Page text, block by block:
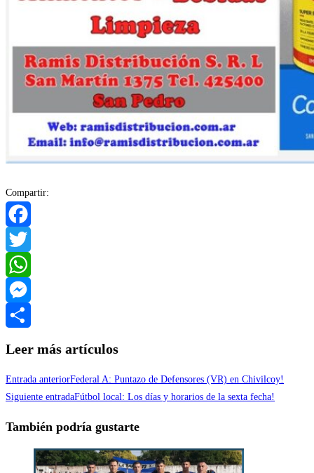
Compartir:
Facebook
Twitter
WhatsApp
Messenger
Leer más artículos
Entrada anteriorFederal A: Puntazo de Defensores (VR) en Chivilcoy!
Siguiente entradaFútbol local: Los días y horarios de la sexta fecha!
También podría gustarte